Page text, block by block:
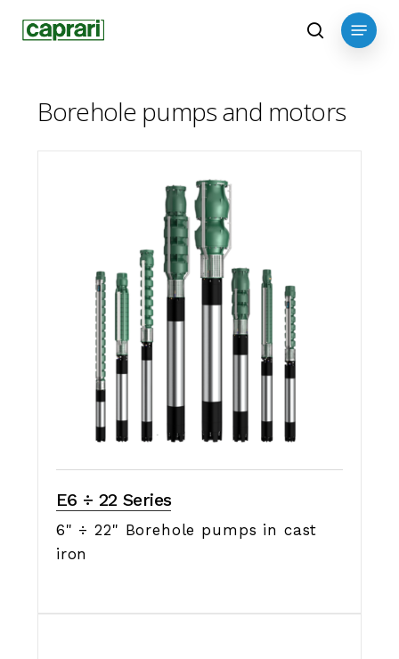
search
Menu
Borehole pumps and motors
E6 ÷ 22 Series
6" ÷ 22" Borehole pumps in cast
iron